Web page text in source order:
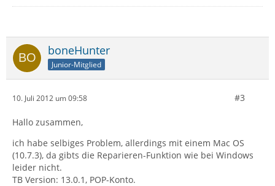
boneHunter
Junior-Mitglied
10. Juli 2012 um 09:58 #3
Hallo zusammen,
ich habe selbiges Problem, allerdings mit einem Mac OS
(10.7.3), da gibts die Reparieren-Funktion wie bei Windows
leider nicht.
TB Version: 13.0.1, POP-Konto.